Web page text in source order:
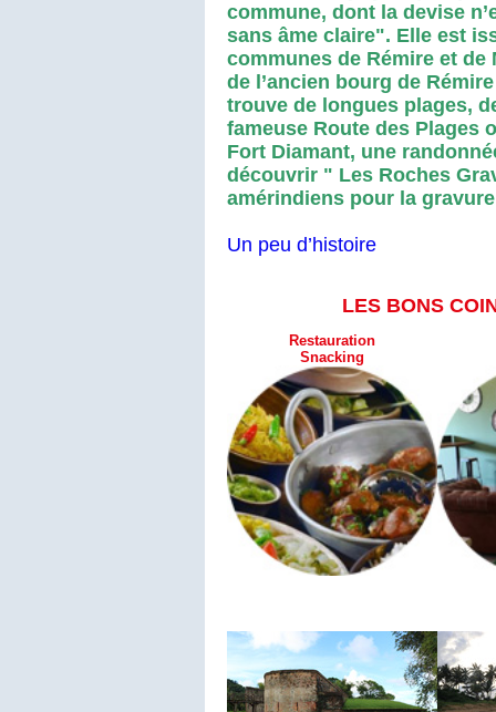
commune, dont la devise
sans âme claire". Elle est
communes de Rémire et
de l’ancien bourg de
trouve de longues plages,
fameuse Route des Plages
Fort Diamant, une
découvrir " Les Roches
amérindiens pour la
Un peu d’histoire
LES BONS
Restauration
Snacking